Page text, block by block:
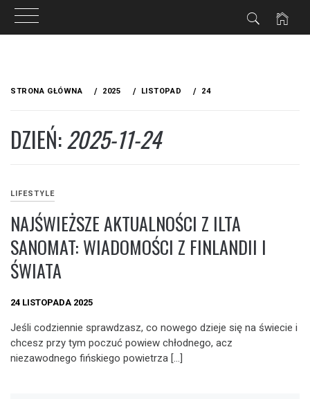
STRONA GŁÓWNA 2025 LISTOPAD 24
DZIEŃ:2025-11-24
LIFESTYLE
NAJŚWIEŻSZE AKTUALNOŚCI Z ILTA
SANOMAT: WIADOMOŚCI Z FINLANDII I
ŚWIATA
24 LISTOPADA 2025
Jeśli codziennie sprawdzasz, co nowego dzieje się na świecie i
chcesz przy tym poczuć powiew chłodnego, acz
niezawodnego fińskiego powietrza […]